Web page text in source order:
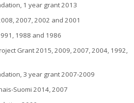
1 year grant 2013
2007, 2002 and 2001
1988 and 1986
Grant 2015, 2009, 2007, 2004, 1992,
3 year grant 2007-2009
Suomi 2014, 2007